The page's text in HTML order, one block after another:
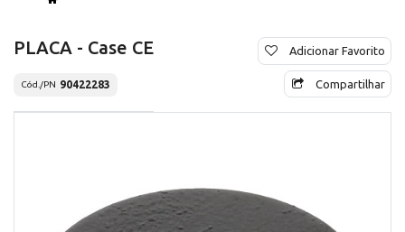
PLACA - Case CE
Cód./PN 90422283
Adicionar Favorito
Compartilhar